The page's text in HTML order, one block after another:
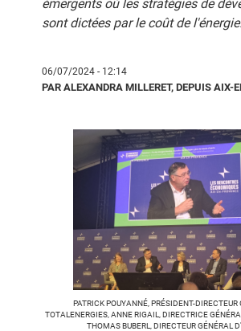
émergents où les stratégies de
sont dictées par le coût de l'énergie.
06/07/2024 - 12:14
PAR ALEXANDRA MILLERET, DEPUIS AIX-
PATRICK POUYANNÉ, PRÉSIDENT-DIRECTEUR
TOTALENERGIES, ANNE RIGAIL, DIRECTRICE
THOMAS BUBERL, DIRECTEUR GÉNÉRAL